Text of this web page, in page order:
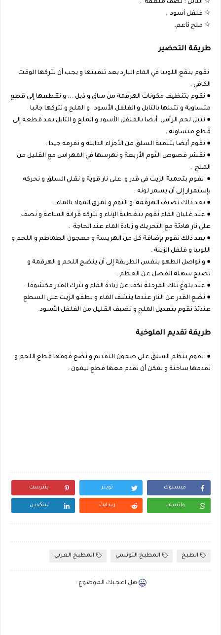
☆ التابل : نصف ملعقة .
☆ فلفل أسود .
☆ ملح ناعم.
طريقة التحضير
نقوم بنقع اللوبيا في الماء البارد بعد تنقيتها و يجب أن نتركها الوقت
الكافي .
● نقوم بتنظيف مكونات الهرقمة من ساق و ذيل ... و نقطعها إلى قطع
متساوية و نتبلها بالتابل و الفلفل الأسود و الملح و نتركها جانبا .
● نتبل لحم الرأس أيضا بالفلفل الأسود و الملح و التابل بعد قطعه إلى
قطع متساوية .
● نقوم أيضا بتنقية السلق من الأجزاء الذابلة و نفرمه جيدا .
● نقشر فصوص الثوم الأربعة و نهرسها في المهراس مع القليل من
الملح .
● نقوم بتحمية الزيت في قدر و على نار قوية و نقلي السلق و نحركه
بإستمرار إلى أن يسمر لونه .
● بعد ذلك نضيف الهرقمة و الثوم و نمرق المواد بالماء .
● عند غليان الماء نقوم بتغطية الإناء و نتركه قرابة الساعة و نصف
على نار هادئة مع التحريك و زيادة الماء عند الحاجة .
● بعد ذلك نقوم بإضافة كل من الهريسة و معجون الطماطم و اللحم و
اللوبيا و فلفل الزينة .
● و نواصل الطهو بنفس الطريقة إلى أن ينضج اللحم و الهرقمة و
تصبح سهلة الفصل عن العظم .
● عند بلوغ تلك المرحلة نكف عن زيادة الماء و نترك القدر مكشوفا .
● نضع القدر عن النار عندما ينشف الماء و يطفو الزيت على السطع
عندئذ نقوم بتعديل الملح و نضيف القليل من الفلفل الأسود.
طريقة تقديم الملوخية
● نقوم بنظم السلق على صحون التقديم و نضع فوقها قطع اللحم و
نقدمها ساخنة و يمكن أن نقدم معها قطع ليمون .
فيسبوك تويتر بنترست
واتساب ريدايت لينكدين
الطبخ المطبخ التونسي المطبخ العربي
هل اعجبك الموضوع :